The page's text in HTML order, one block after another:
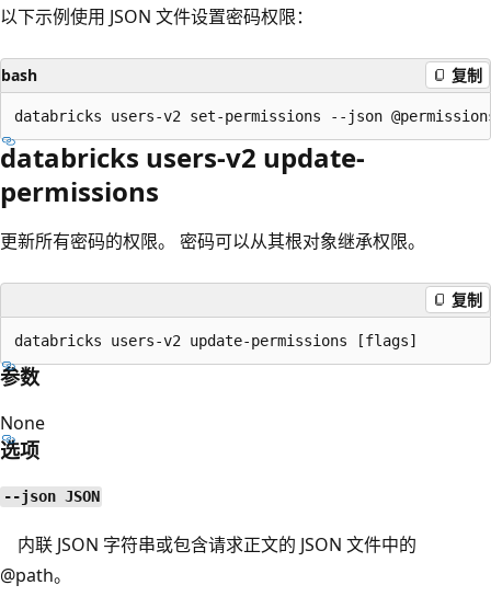
以下示例使用 JSON 文件设置密码权限：
bash 复制
databricks users-v2 update-
permissions
更新所有密码的权限。 密码可以从其根对象继承权限。
复制
参数
None
选项
--json JSON
内联 JSON 字符串或包含请求正文的 JSON 文件中的
@path。